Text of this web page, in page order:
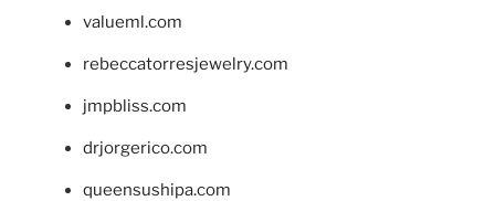
valueml.com
rebeccatorresjewelry.com
jmpbliss.com
drjorgerico.com
queensushipa.com